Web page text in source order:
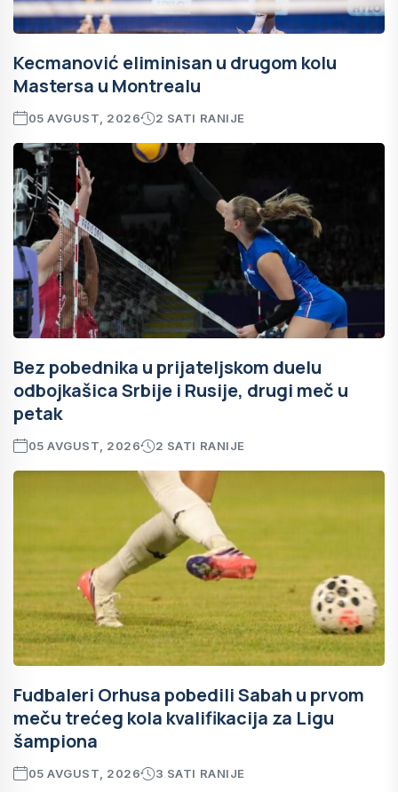
Kecmanović eliminisan u drugom kolu
Mastersa u Montrealu
05 AVGUST, 2026 2 SATI RANIJE
Bez pobednika u prijateljskom duelu
odbojkašica Srbije i Rusije, drugi meč u
petak
05 AVGUST, 2026 2 SATI RANIJE
Fudbaleri Orhusa pobedili Sabah u prvom
meču trećeg kola kvalifikacija za Ligu
šampiona
05 AVGUST, 2026 3 SATI RANIJE